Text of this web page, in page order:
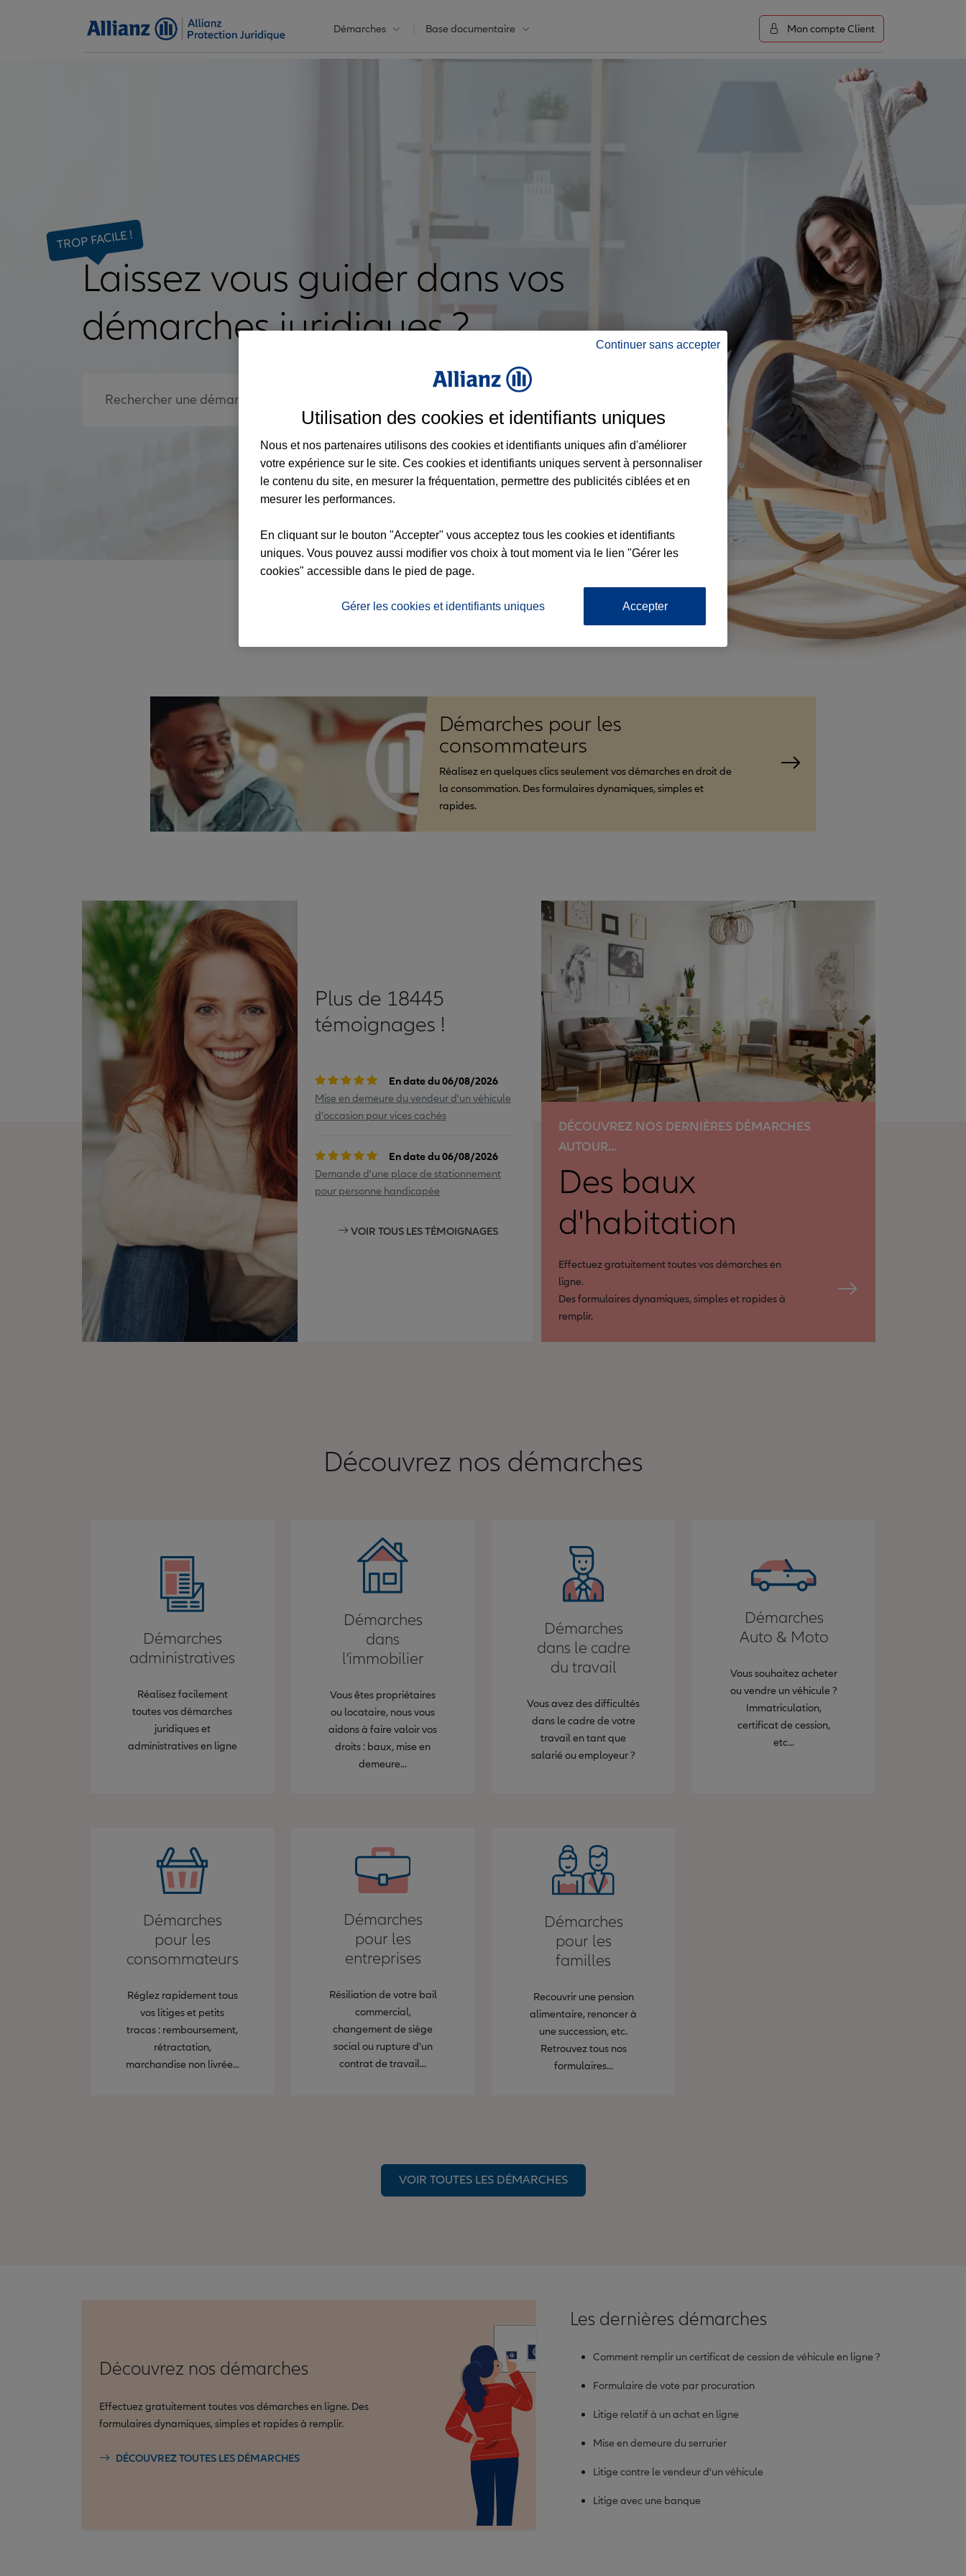
Démarches Base documentaire Mon compte Client
TROP FACILE !
Laissez vous guider dans vos
démarches juridiques ?
Démarches pour les
consommateurs
Réalisez en quelques clics seulement vos démarches en droit de
la consommation. Des formulaires dynamiques, simples et
rapides.
Plus de 18445
témoignages !
En date du 06/08/2026
Mise en demeure du vendeur d'un véhicule
d'occasion pour vices cachés
En date du 06/08/2026
Demande d'une place de stationnement
pour personne handicapée
VOIR TOUS LES TÉMOIGNAGES
DÉCOUVREZ NOS DERNIÈRES DÉMARCHES
AUTOUR...
Des baux
d'habitation
Effectuez gratuitement toutes vos démarches en
ligne.
Des formulaires dynamiques, simples et rapides à
remplir.
Découvrez nos démarches
Démarches
administratives
Réalisez facilement
toutes vos démarches
juridiques et
administratives en ligne
Démarches
dans
l'immobilier
Vous êtes propriétaires
ou locataire, nous vous
aidons à faire valoir vos
droits : baux, mise en
demeure...
Démarches
dans le cadre
du travail
Vous avez des difficultés
dans le cadre de votre
travail en tant que
salarié ou employeur ?
Démarches
Auto & Moto
Vous souhaitez acheter
ou vendre un véhicule ?
Immatriculation,
certificat de cession,
etc...
Démarches
pour les
consommateurs
Réglez rapidement tous
vos litiges et petits
tracas : remboursement,
rétractation,
marchandise non livrée...
Démarches
pour les
entreprises
Résiliation de votre bail
commercial,
changement de siège
social ou rupture d'un
contrat de travail...
Démarches
pour les
familles
Recouvrir une pension
alimentaire, renoncer à
une succession, etc.
Retrouvez tous nos
formulaires...
VOIR TOUTES LES DÉMARCHES
Découvrez nos démarches
Effectuez gratuitement toutes vos démarches en ligne. Des
formulaires dynamiques, simples et rapides à remplir.
DÉCOUVREZ TOUTES LES DÉMARCHES
Les dernières démarches
Comment remplir un certificat de cession de véhicule en ligne ?
Formulaire de vote par procuration
Litige relatif à un achat en ligne
Mise en demeure du serrurier
Litige contre le vendeur d'un véhicule
Litige avec une banque
Continuer sans accepter
Utilisation des cookies et identifiants uniques
Nous et nos partenaires utilisons des cookies et identifiants uniques afin d'améliorer
votre expérience sur le site. Ces cookies et identifiants uniques servent à personnaliser
le contenu du site, en mesurer la fréquentation, permettre des publicités ciblées et en
mesurer les performances.
En cliquant sur le bouton "Accepter" vous acceptez tous les cookies et identifiants
uniques. Vous pouvez aussi modifier vos choix à tout moment via le lien "Gérer les
cookies" accessible dans le pied de page.
Gérer les cookies et identifiants uniques Accepter